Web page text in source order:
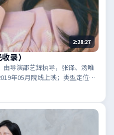
2:28:27
录）
导演邵艺辉执导，张译、汤唯
年05月院线上映；类型定位为
适合检索「韩国惊悚」「2019